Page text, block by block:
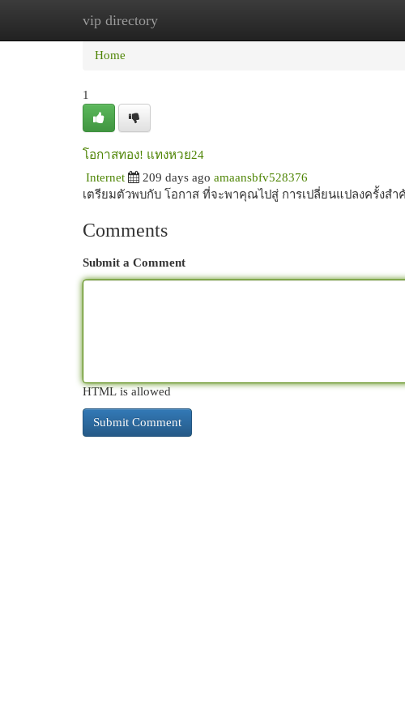
vip directory
Home
Home
1
โอกาสทอง! แทงหวย24
Internet 209 days ago amaansbfv528376
เตรียมตัวพบกับ โอกาส ที่จะพาคุณไปสู่ การเปลี่ยนแปลงครั้งส
Comments
Submit a Comment
HTML is allowed